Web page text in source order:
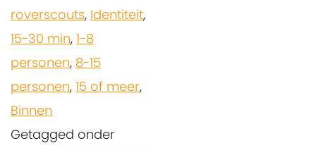
roverscouts, Identiteit,
15-30 min, 1-8
personen, 8-15
personen, 15 of meer,
Binnen
Getagged onder